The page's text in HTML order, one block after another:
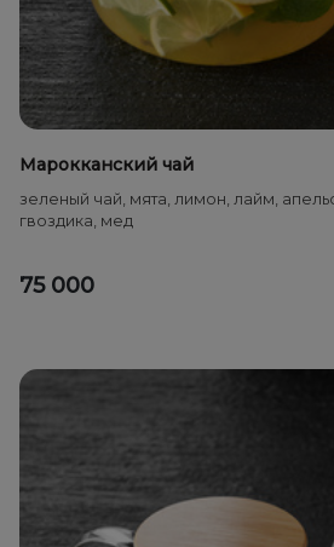
Марокканский чай
зеленый чай, мята, лимон, лайм,
гвоздика, мед
75 000